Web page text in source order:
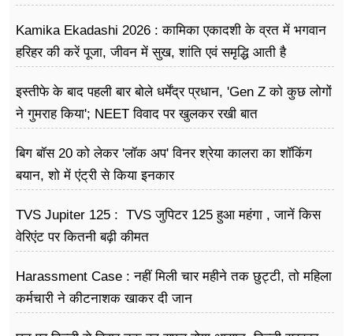
Kamika Ekadashi 2026 : कामिका एकादशी के व्रत में भगवान
हरिहर की करें पूजा, जीवन में सुख, शांति एवं समृद्धि आती है
इस्तीफे के बाद पहली बार बोले धर्मेंद्र प्रधान, 'Gen Z को कुछ लोगों
ने गुमराह किया'; NEET विवाद पर खुलकर रखी बात
बिग बॉस 20 को लेकर 'लॉक अप' विनर श्रेया कालरा का शॉकिंग
बयान, शो में एंट्री से किया इनकार
TVS Jupiter 125 : TVS जुपिटर 125 हुआ महंगा , जानें किस
वेरिएंट पर कितनी बढ़ी कीमत
Harassment Case : नहीं मिली चार महीने तक छुट्टी, तो महिला
कर्मचारी ने कीटनाशक खाकर दी जान